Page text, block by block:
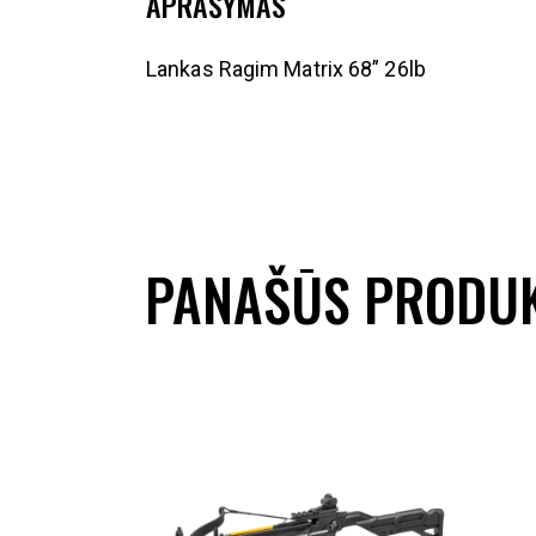
Lankas Ragim Matrix 68” 26lb
PANAŠŪS